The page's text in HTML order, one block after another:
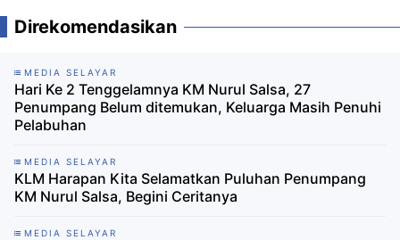
Direkomendasikan
MEDIA SELAYAR
Hari Ke 2 Tenggelamnya KM Nurul Salsa, 27
Penumpang Belum ditemukan, Keluarga Masih Penuhi
Pelabuhan
MEDIA SELAYAR
KLM Harapan Kita Selamatkan Puluhan Penumpang
KM Nurul Salsa, Begini Ceritanya
MEDIA SELAYAR